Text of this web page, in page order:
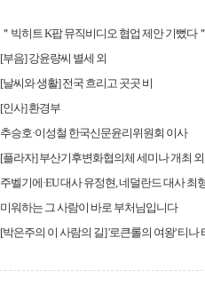
＂빅히트 K팝 뮤직비디오 협업 제안 기뻤다
[부음] 강윤량씨 별세 외
[날씨와 생활] 전국 흐리고 곳곳 비
[인사] 환경부
추승호·이성철 한국신문윤리위원회 이사
[플라자] 부산기후변화협의체 세미나 개최 외
주벨기에·EU 대사 유정현, 네덜란드 대사 최
미워하는 그 사람이 바로 부처님입니다
[박은주의 이 사람의 길] '로큰롤의 여왕' 티나